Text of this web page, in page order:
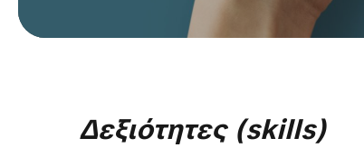
Δεξιότητες (skills)